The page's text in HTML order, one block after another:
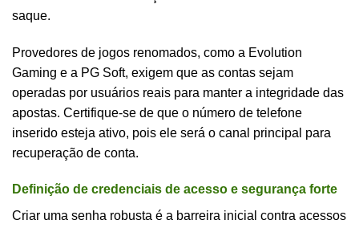
saque.
Provedores de jogos renomados, como a Evolution
Gaming e a PG Soft, exigem que as contas sejam
operadas por usuários reais para manter a integridade das
apostas. Certifique-se de que o número de telefone
inserido esteja ativo, pois ele será o canal principal para
recuperação de conta.
Definição de credenciais de acesso e segurança forte
Criar uma senha robusta é a barreira inicial contra acessos